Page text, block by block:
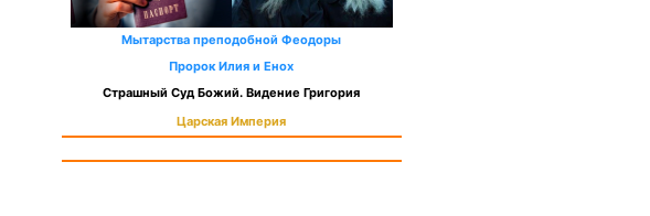
Мытарства преподобной Феодоры
Пророк Илия и Енох
Страшный Суд Божий. Видение Григория
Царская Империя